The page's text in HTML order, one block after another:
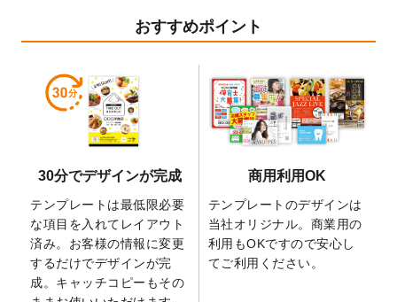
業効率を上げる便利な操作方法3選！
開いたしました。
暑中見舞いのデザインテンプレート
しました。
2026/5/28
【新商品】マグネットステッカーが作成で
きるようになりました！
の全4ステップを解説！」を公開いたしまし
た。
2026/4/23
コラム「 画像の配置・差し替え・トリミン
グ」「テンプレート間でパーツを流用する
方法」を公開いたしました。
2026/4/21
アクリルキーホルダーのデザインテンプレ
おすすめポイント
30分でデザインが完成
テンプレートは最低限必要
な項目を入れてレイアウト
済み。お客様の情報に変更
するだけでデザインが完
成。キャッチコピーもその
商用利用OK
テンプレートのデザインは
当社オリジナル。商業用の
利用もOKですので安心し
てご利用ください。